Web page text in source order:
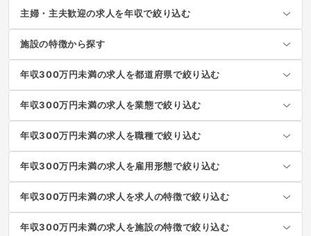
主婦・主夫歓迎の求人を年収で絞り込む
施設の特徴から探す
年収300万円未満の求人を都道府県で絞り込む
年収300万円未満の求人を業態で絞り込む
年収300万円未満の求人を職種で絞り込む
年収300万円未満の求人を雇用形態で絞り込む
年収300万円未満の求人を求人の特徴で絞り込む
年収300万円未満の求人を施設の特徴で絞り込む